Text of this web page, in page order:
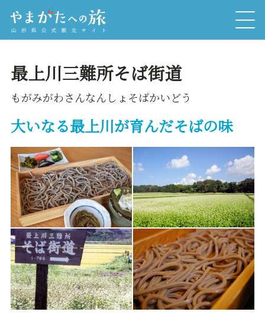
最上川三難所そば街道
もがみがわさんなんしょそばかいどう
大いなる最上川が育んだそばの味